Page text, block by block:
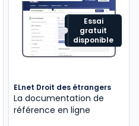
Essai
gratuit
disponible
ELnet Droit des étrangers
La documentation de
référence en ligne